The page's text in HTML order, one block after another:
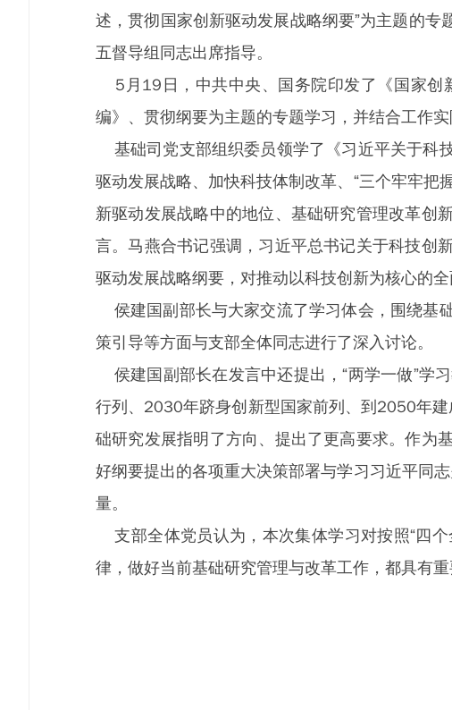
述，贯彻国家创新驱动发展战略纲要”为主题的
五督导组同志出席指导。
5月19日，中共中央、国务院印发了《国家创
编》、贯彻纲要为主题的专题学习，并结合工作实
基础司党支部组织委员领学了《习近平关于科
驱动发展战略、加快科技体制改革、“三个牢牢把
新驱动发展战略中的地位、基础研究管理改革创
言。马燕合书记强调，习近平总书记关于科技创
驱动发展战略纲要，对推动以科技创新为核心的
侯建国副部长与大家交流了学习体会，围绕基
策引导等方面与支部全体同志进行了深入讨论。
侯建国副部长在发言中还提出，“两学一做”学
行列、2030年跻身创新型国家前列、到2050年
础研究发展指明了方向、提出了更高要求。作为
好纲要提出的各项重大决策部署与学习习近平同
量。
支部全体党员认为，本次集体学习对按照“四
律，做好当前基础研究管理与改革工作，都具有重